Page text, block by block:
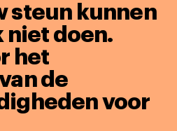
steun kunnen
niet doen.
het
de
voor